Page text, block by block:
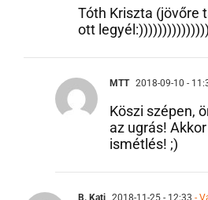
Tóth Kriszta (jövőre
ott
Köszi szépen,
az ugrás!
ismétlés! ;)